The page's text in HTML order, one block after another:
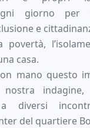
giorno per
e
povertà,
casa.
mano questo
indagine,
a diversi
del quartiere